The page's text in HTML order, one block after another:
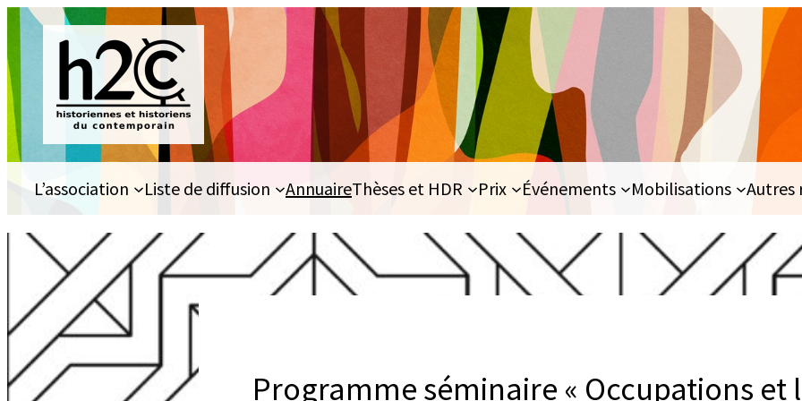
Aller
au
contenu
L’association Liste de diffusion AnnuaireThèses et HDR Prix Événements Mobilisations Autres
Programme séminaire « Occupations et